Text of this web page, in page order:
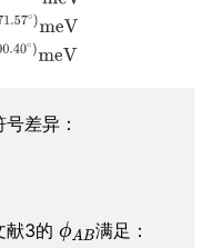
差异：
献3的
满足：